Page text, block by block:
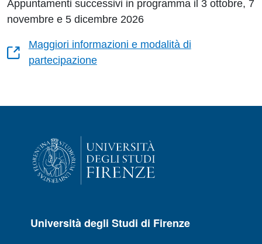
Appuntamenti successivi in programma il 3 ottobre, 7
novembre e 5 dicembre 2026
Maggiori informazioni e modalità di
partecipazione
Università degli Studi di Firenze